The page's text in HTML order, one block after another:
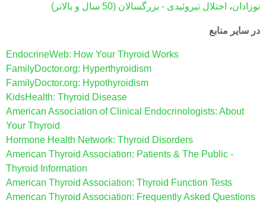
نوزادان، اختلال تیروئیدی - بزرگسالان (50 سال و بالاتر)
در سایر منابع
EndocrineWeb: How Your Thyroid Works
FamilyDoctor.org: Hyperthyroidism
FamilyDoctor.org: Hypothyroidism
KidsHealth: Thyroid Disease
American Association of Clinical Endocrinologists: About
Your Thyroid
Hormone Health Network: Thyroid Disorders
American Thyroid Association: Patients & The Public -
Thyroid Information
American Thyroid Association: Thyroid Function Tests
American Thyroid Association: Frequently Asked Questions